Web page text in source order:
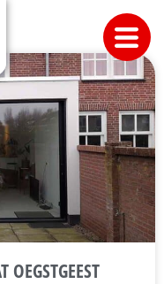
OEGSTGEEST